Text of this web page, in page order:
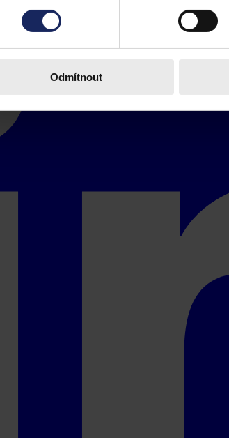
Odmítnout